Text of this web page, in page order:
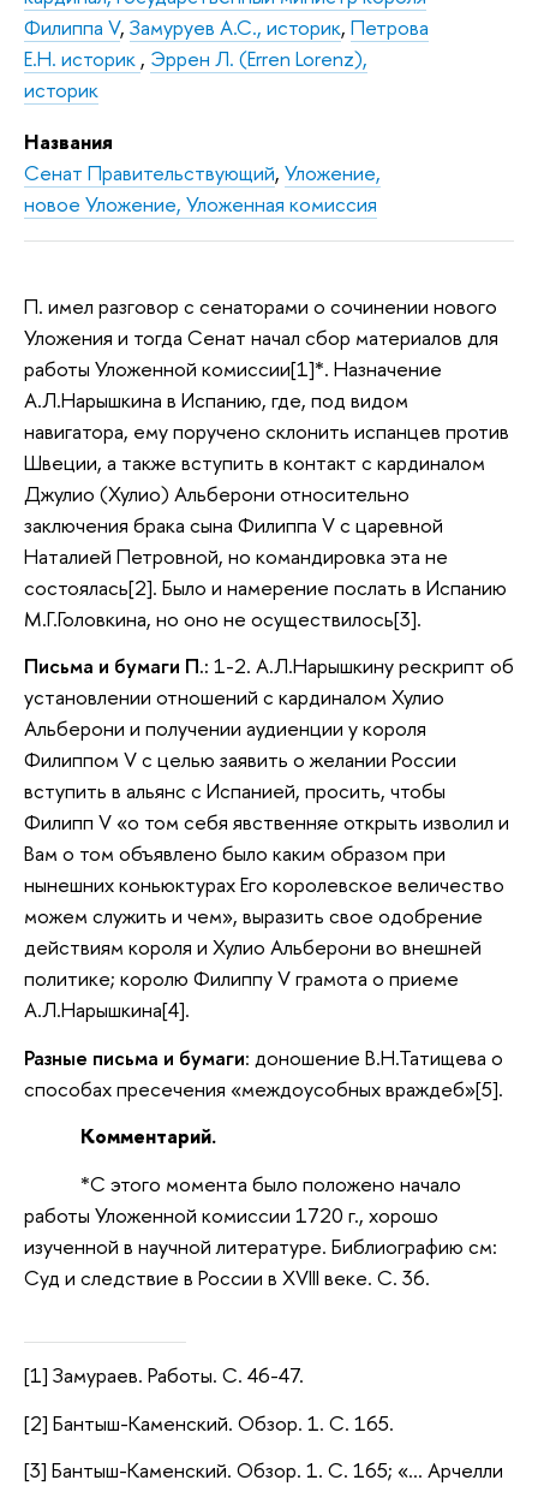
Филиппа V, Замуруев А.С., историк, Петрова
Е.Н. историк , Эррен Л. (Erren Lorenz),
историк
Названия
Сенат Правительствующий, Уложение,
новое Уложение, Уложенная комиссия
П. имел разговор с сенаторами о сочинении нового
Уложения и тогда Сенат начал сбор материалов для
работы Уложенной комиссии[1]*. Назначение
А.Л.Нарышкина в Испанию, где, под видом
навигатора, ему поручено склонить испанцев против
Швеции, а также вступить в контакт с кардиналом
Джулио (Хулио) Альберони относительно
заключения брака сына Филиппа V с царевной
Наталией Петровной, но командировка эта не
состоялась[2]. Было и намерение послать в Испанию
М.Г.Головкина, но оно не осуществилось[3].
Письма и бумаги П.: 1-2. А.Л.Нарышкину рескрипт об
установлении отношений с кардиналом Хулио
Альберони и получении аудиенции у короля
Филиппом V с целью заявить о желании России
вступить в альянс с Испанией, просить, чтобы
Филипп V «о том себя явственняе открыть изволил и
Вам о том объявлено было каким образом при
нынешних коньюктурах Его королевское величество
можем служить и чем», выразить свое одобрение
действиям короля и Хулио Альберони во внешней
политике; королю Филиппу V грамота о приеме
А.Л.Нарышкина[4].
Разные письма и бумаги: доношение В.Н.Татищева о
способах пресечения «междоусобных враждеб»[5].
Комментарий.
*С этого момента было положено начало
работы Уложенной комиссии 1720 г., хорошо
изученной в научной литературе. Библиографию см:
Суд и следствие в России в XVIII веке. С. 36.
[1] Замураев. Работы. С. 46-47.
[2] Бантыш-Каменский. Обзор. 1. С. 165.
[3] Бантыш-Каменский. Обзор. 1. С. 165; «… Арчелли